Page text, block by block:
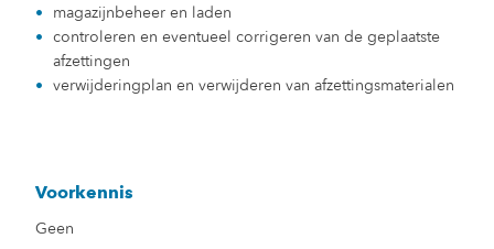
magazijnbeheer en laden
controleren en eventueel corrigeren van de geplaatste
afzettingen
verwijderingplan en verwijderen van afzettingsmaterialen
Voorkennis
Geen